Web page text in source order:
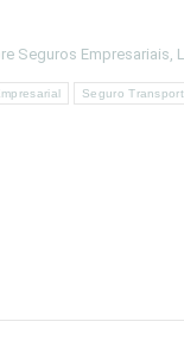
Seguros Empresariais,
Seguro